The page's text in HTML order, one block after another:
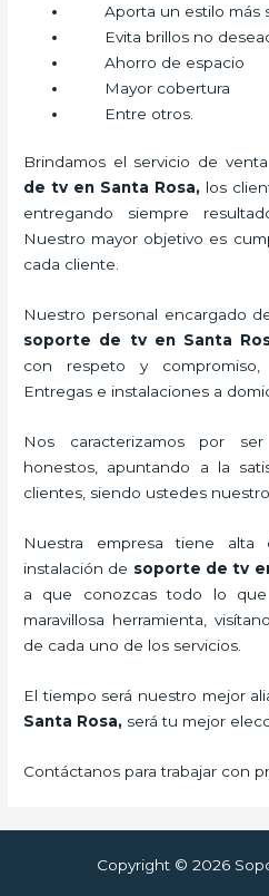
Aporta un estilo más
Evita brillos no
Ahorro de espacio
Mayor cobertura
Entre otros.
Brindamos el servicio de
de tv en Santa Rosa, los
entregando siempre
Nuestro mayor objetivo es
cada cliente.
Nuestro personal encargado
soporte de tv en Santa
con respeto y compromiso,
Entregas e instalaciones a
Nos caracterizamos por
honestos, apuntando a la
clientes, siendo ustedes
Nuestra empresa tiene
instalación de soporte de tv
a que conozcas todo lo
maravillosa herramienta,
de cada uno de los servicios.
El tiempo será nuestro mejor
Santa Rosa, será tu mejor
Contáctanos para trabajar con
Copyright © 2026